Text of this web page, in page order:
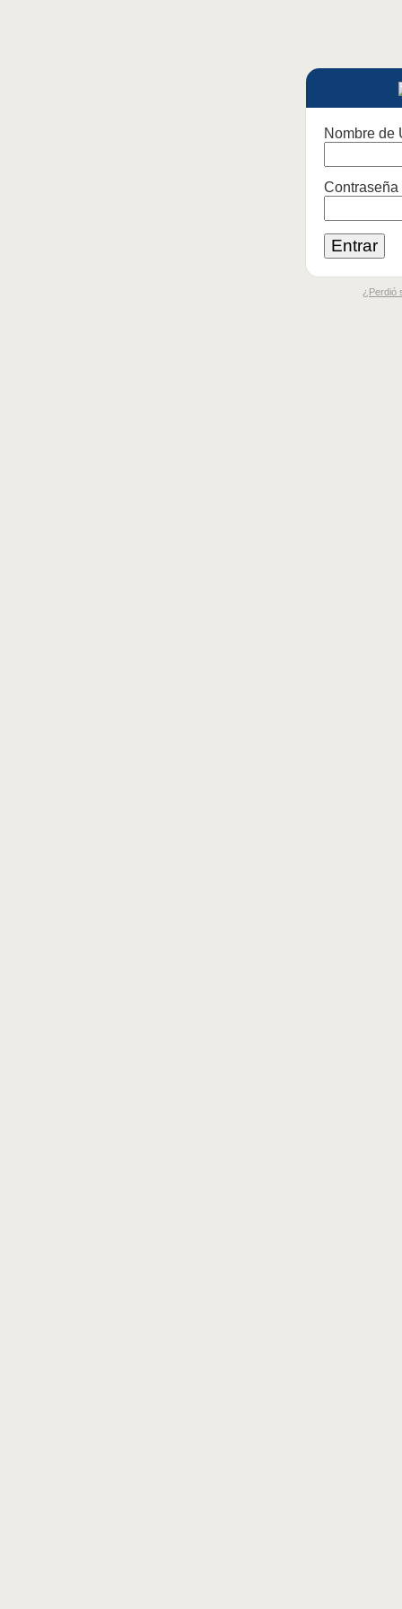
Nombre de
Contraseña
¿Perdió